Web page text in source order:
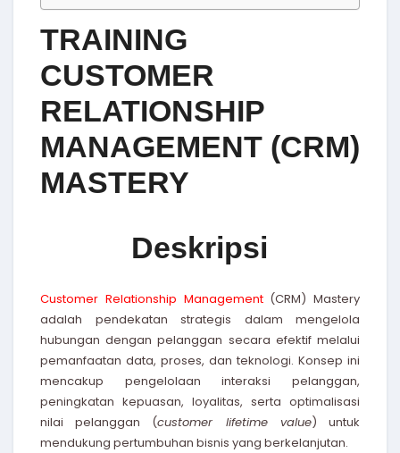
TRAINING
CUSTOMER
RELATIONSHIP
MANAGEMENT (CRM)
MASTERY
Deskripsi
Customer Relationship Management(CRM) Mastery
adalah pendekatan strategis dalam mengelola
hubungan dengan pelanggan secara efektif melalui
pemanfaatan data, proses, dan teknologi. Konsep ini
mencakup pengelolaan interaksi pelanggan,
peningkatan kepuasan, loyalitas, serta optimalisasi
nilai pelanggan (customer lifetime value) untuk
mendukung pertumbuhan bisnis yang berkelanjutan.